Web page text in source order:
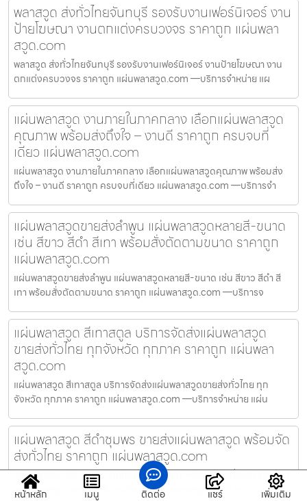
พลาสวูด ส่งทั่วไทยจันทบุรี รองรับงานเฟอร์นิเจอร์ งาน
ป้ายโฆษณา งานตกแต่งครบวงจร ราคาถูก แผ่นพลา
สวูด.com
พลาสวูด ส่งทั่วไทยจันทบุรี รองรับงานเฟอร์นิเจอร์ งานป้ายโฆษณา งาน
ตกแต่งครบวงจร ราคาถูก แผ่นพลาสวูด.com —บริการจำหน่าย แผ
แผ่นพลาสวูด งานภายในภาคกลาง เลือกแผ่นพลาสวูด
คุณภาพ พร้อมส่งถึงใจ – งานดี ราคาถูก ครบจบที่
เดียว แผ่นพลาสวูด.com
แผ่นพลาสวูด งานภายในภาคกลาง เลือกแผ่นพลาสวูดคุณภาพ พร้อมส่ง
ถึงใจ – งานดี ราคาถูก ครบจบที่เดียว แผ่นพลาสวูด.com —บริการจำ
แผ่นพลาสวูดขายส่งลำพูน แผ่นพลาสวูดหลายสี-ขนาด
เช่น สีขาว สีดำ สีเทา พร้อมสั่งตัดตามขนาด ราคาถูก
แผ่นพลาสวูด.com
แผ่นพลาสวูดขายส่งลำพูน แผ่นพลาสวูดหลายสี-ขนาด เช่น สีขาว สีดำ สี
เทา พร้อมสั่งตัดตามขนาด ราคาถูก แผ่นพลาสวูด.com —บริการจ
แผ่นพลาสวูด สีเทาสตูล บริการจัดส่งแผ่นพลาสวูด
ขายส่งทั่วไทย ทุกจังหวัด ทุกภาค ราคาถูก แผ่นพลา
สวูด.com
แผ่นพลาสวูด สีเทาสตูล บริการจัดส่งแผ่นพลาสวูดขายส่งทั่วไทย ทุก
จังหวัด ทุกภาค ราคาถูก แผ่นพลาสวูด.com —บริการจำหน่าย แผ่น
แผ่นพลาสวูด สีดำชุมพร ขายส่งแผ่นพลาสวูด พร้อมจัด
ส่งทั่วไทย ราคาถูก แผ่นพลาสวูด.com
แผ่นพลาสวูด สีดำชุมพร ขายส่งแผ่นพลาสวูด พร้อมจัดส่งทั่วไทย ราคาถูก
แผ่นพลาสวูด.com —บริการจำหน่าย แผ่นพลาสวูด, ส่งทั่วไท
หน้าหลัก เมนู ติดต่อ แชร์ เพิ่มเติม